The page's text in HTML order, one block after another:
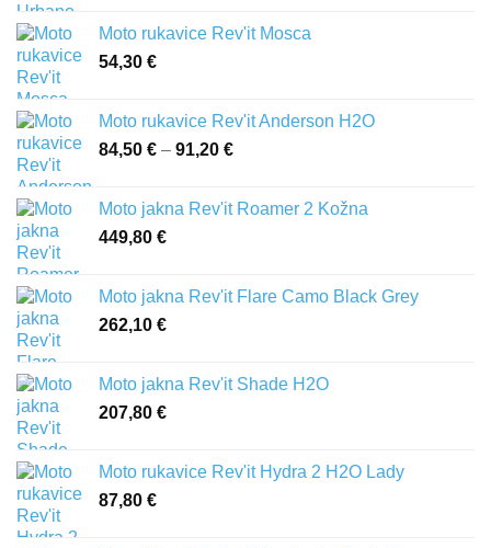
Moto rukavice Rev'it Mosca
54,30 €
Moto rukavice Rev'it Anderson H2O
84,50 € – 91,20 €
84,50 €
Moto jakna Rev'it Roamer 2 Kožna
449,80 €
Moto jakna Rev'it Flare Camo Black Grey
262,10 €
Moto jakna Rev'it Shade H2O
207,80 €
Moto rukavice Rev'it Hydra 2 H2O Lady
87,80 €